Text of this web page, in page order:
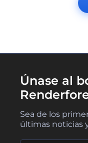
Únase al
Sea de los
últimas noticias